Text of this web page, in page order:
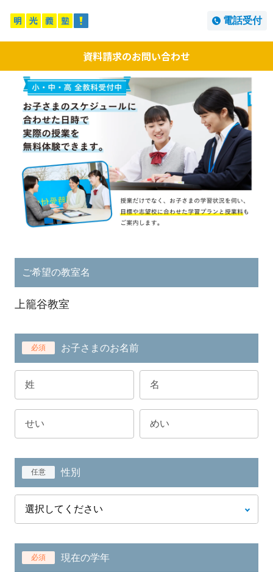
電話受付
資料請求のお問い合わせ
ご希望の教室名
上籠谷教室
必須 お子さまのお名前
任意 性別
必須 現在の学年